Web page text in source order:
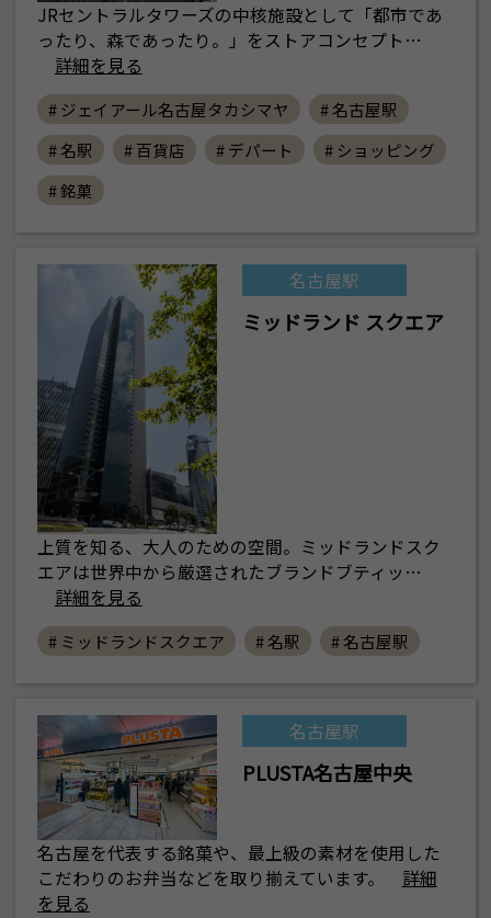
JRセントラルタワーズの中核施設として「都市であ
ったり、森であったり。」をストアコンセプト…
詳細を見る
# ジェイアール名古屋タカシマヤ
# 名古屋駅
# 名駅
# 百貨店 # デパート
# ショッピング
# 銘菓
名古屋駅
ミッドランド スクエア
上質を知る、大人のための空間。ミッドランドスク
エアは世界中から厳選されたブランドブティッ…
詳細を見る
# ミッドランドスクエア # 名駅 # 名古屋駅
名古屋駅
PLUSTA名古屋中央
名古屋を代表する銘菓や、最上級の素材を使用した
こだわりのお弁当などを取り揃えています。
詳細
を見る